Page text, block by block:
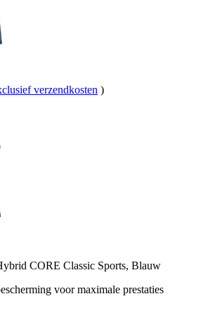
verzendkosten )
CORE Classic Sports, Blauw
voor maximale prestaties